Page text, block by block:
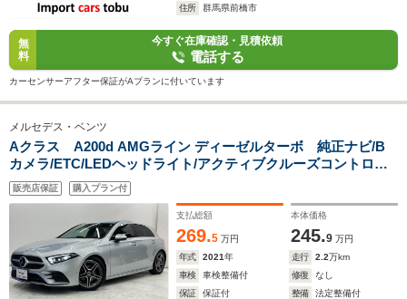
住所
群馬県前橋市
無
料
今すぐ在庫確認・見積依頼
電話する
カーセンサーアフター保証がAプランに付いています
メルセデス・ベンツ
Aクラス A200d AMGライン ディーゼルターボ 純正ナビ/B
カメラ/ETC/LEDヘッドライト/アクティブクルーズコントロー
ル/ブラインドスポットモニター/パドルシフト/フロントシート
ヒーター/レーンキープ/ドライブレコーダー/スマートキー/キー
販売店保証 購入プラン付
支払総額
269.5 万円
本体価格
245.9 万円
年式
2021年 走行 2.2万km
車検
車検整備付 修復
なし
保証
保証付 整備
法定整備付